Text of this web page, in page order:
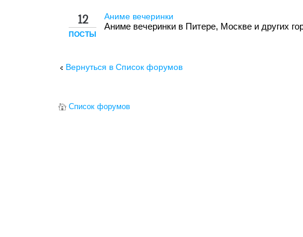
12
ПОСТЫ
Аниме вечеринки
Аниме вечеринки в Питере, Москве и других
Вернуться в Список форумов
Список форумов